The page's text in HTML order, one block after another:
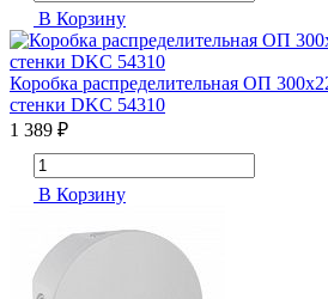
В Корзину
Коробка распределительная ОП
стенки DKC 54310
1 389 ₽
В Корзину